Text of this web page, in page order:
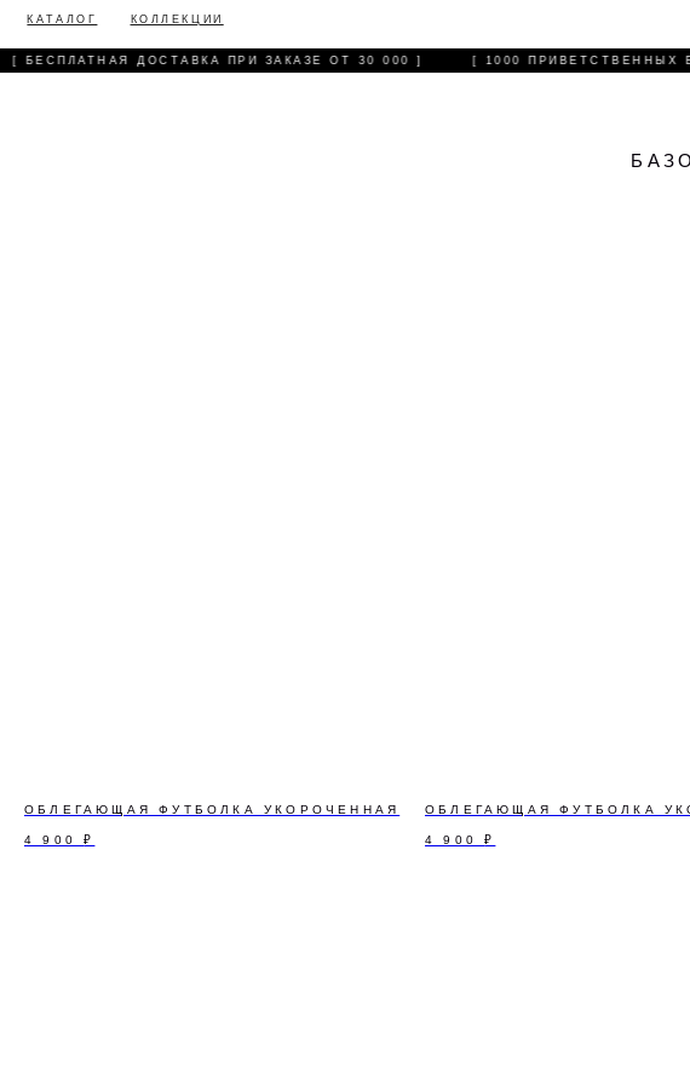
КАТАЛОГ КОЛЛЕКЦИИ
БЕСПЛАТНАЯ ДОСТАВКА ПРИ ЗАКАЗЕ ОТ 30 000 ] [ 1000 ПРИВЕТСТВЕННЫХ
ОБЛЕГАЮЩАЯ ФУТБОЛКА УКОРОЧЕННАЯ
4 900 ₽
ОБЛЕГАЮЩАЯ ФУТБОЛКА
4 900 ₽